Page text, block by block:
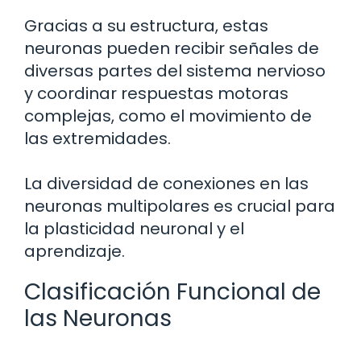
Gracias a su estructura, estas
neuronas pueden recibir señales de
diversas partes del sistema nervioso
y coordinar respuestas motoras
complejas, como el movimiento de
las extremidades.
La diversidad de conexiones en las
neuronas multipolares es crucial para
la plasticidad neuronal y el
aprendizaje.
Clasificación Funcional de
las Neuronas